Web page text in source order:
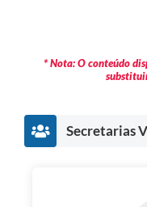
* Nota: O conteúdo
Secretarias